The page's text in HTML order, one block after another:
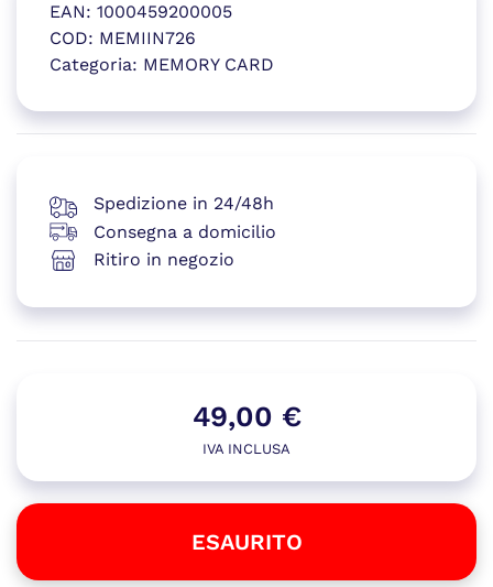
EAN: 1000459200005
COD: MEMIIN726
Categoria: MEMORY CARD
(si apre in una nuova
49,00 €
IVA INCLUSA
ESAURITO
Spedizione in 24/48h
Consegna a domicilio
Ritiro in negozio